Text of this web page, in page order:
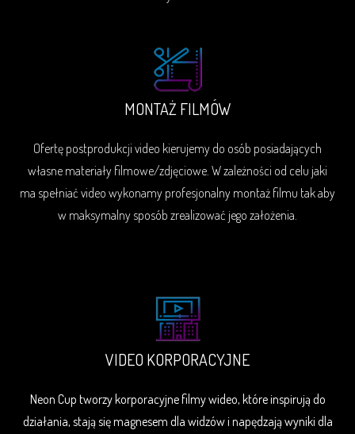
MONTAŻ FILMÓW
Ofertę postprodukcji video kierujemy do osób posiadających
własne materiały filmowe/zdjęciowe. W zależności od celu jaki
ma spełniać video wykonamy profesjonalny montaż filmu tak aby
w maksymalny sposób zrealizować jego założenia.
VIDEO KORPORACYJNE
Neon Cup tworzy korporacyjne filmy wideo, które inspirują do
działania, stają się magnesem dla widzów i napędzają wyniki dla